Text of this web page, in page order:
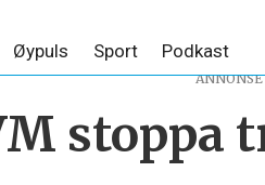
Øypuls Sport Podkast
ANNONSE
stoppa